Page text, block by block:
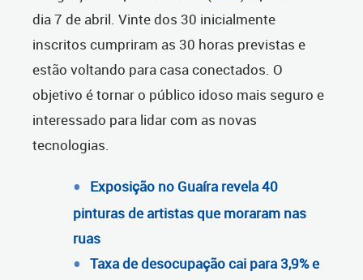
dia 7 de abril. Vinte dos 30 inicialmente
inscritos cumpriram as 30 horas previstas e
estão voltando para casa conectados. O
objetivo é tornar o público idoso mais seguro e
interessado para lidar com as novas
tecnologias.
Exposição no Guaíra revela 40
pinturas de artistas que moraram nas
ruas
Taxa de desocupação cai para 3,9% e